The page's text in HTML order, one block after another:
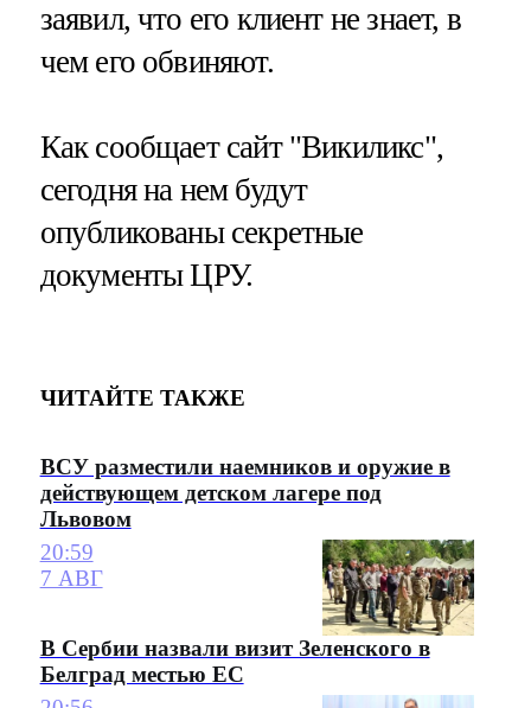
заявил, что его клиент не знает, в
чем его обвиняют.
Как сообщает сайт "Викиликс",
сегодня на нем будут
опубликованы секретные
документы ЦРУ.
ЧИТАЙТЕ ТАКЖЕ
ВСУ разместили наемников и оружие в
действующем детском лагере под
Львовом
20:59
7 АВГ
В Сербии назвали визит Зеленского в
Белград местью ЕС